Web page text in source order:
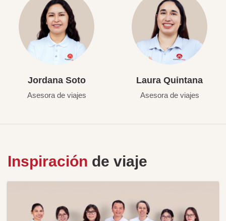
Jordana Soto
Asesora de viajes
Laura Quintana
Asesora de viajes
Inspiración de viaje